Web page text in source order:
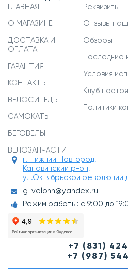
ГЛАВНАЯ
О МАГАЗИНЕ
ДОСТАВКА И
ОПЛАТА
ГАРАНТИЯ
КОНТАКТЫ
ВЕЛОСИПЕДЫ
САМОКАТЫ
БЕГОВЕЛЫ
ВЕЛОЗАПЧАСТИ
Реквизиты
Отзывы
Обзоры
Последние
Условия
Клуб
Политики
г. Нижний Новгород,
Канавинский р-он,
ул.Октябрьской революции
g-velonn@yandex.ru
Режим работы: с 9:00 до
+7 (831)
+7 (987)